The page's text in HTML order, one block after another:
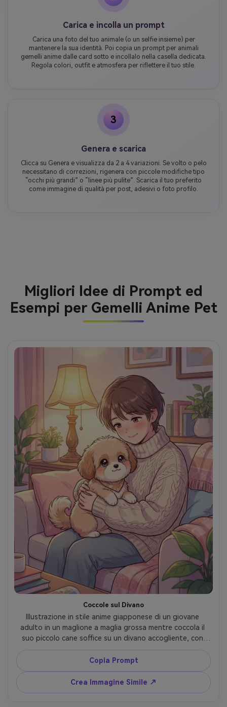
Carica e incolla un prompt
Carica una foto del tuo animale (o un selfie insieme) per
mantenere la sua identità. Poi copia un prompt per animali
gemelli anime dalle card sotto e incollalo nella casella dedicata.
Regola colori, outfit e atmosfera per riflettere il tuo stile.
3
Genera e scarica
Clicca su Genera e visualizza da 2 a 4 variazioni. Se volto o pelo
necessitano di correzioni, rigenera con piccole modifiche tipo
“occhi più grandi” o “linee più pulite”. Scarica il tuo preferito
come immagine di qualità per post, adesivi o foto profilo.
Migliori Idee di Prompt ed
Esempi per Gemelli Anime Pet
Coccole sul Divano
Illustrazione in stile anime giapponese di un giovane
adulto in un maglione a maglia grossa mentre coccola il
suo piccolo cane soffice su un divano accogliente, con
guance rosate e sorriso gentile, il cane con grandi occhi
scintillanti e un piccolo bandana, luce calda di lampada,
salotto pastello, linee pulite, cel shading, gradienti
morbidi, grana sottile, atmosfera slice-of-life calorosa,
molto dettagliata, composizione bellissima, lente 85mm,
Copia Prompt
Crea Immagine Simile ↗